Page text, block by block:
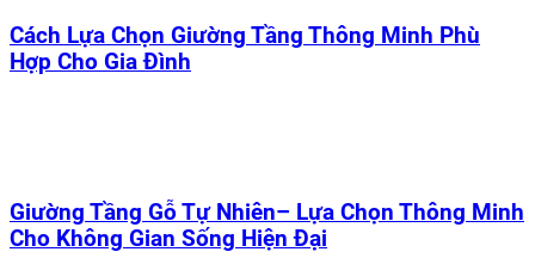
Cách Lựa Chọn Giường Tầng Thông Minh Phù
Hợp Cho Gia Đình
Giường Tầng Gỗ Tự Nhiên– Lựa Chọn Thông Minh
Cho Không Gian Sống Hiện Đại